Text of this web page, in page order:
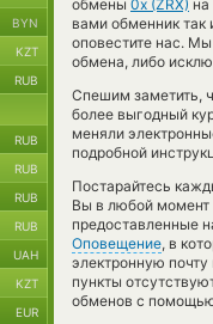
обмены 0x (ZRX) на
вами обменник так
оповестите нас.
обмена, либо
Спешим заметить,
более выгодный
меняли
подробной
Постарайтесь
Вы в любой момент
предоставленные
Оповещение, в
электронную
пункты
обменов с
BYN
KZT
RUB
RUB
RUB
RUB
RUB
UAH
KZT
EUR